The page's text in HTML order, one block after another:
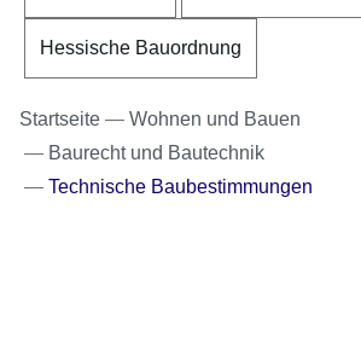
Hessische Bauordnung
Startseite
Wohnen und Bauen
Baurecht und Bautechnik
Technische Baubestimmungen